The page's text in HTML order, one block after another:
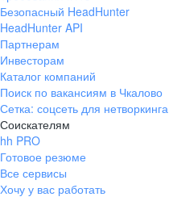
Безопасный HeadHunter
HeadHunter API
Партнерам
Инвесторам
Каталог компаний
Поиск по вакансиям в Чкалово
Сетка: соцсеть для нетворкинга
Соискателям
hh PRO
Готовое резюме
Все сервисы
Хочу у вас работать